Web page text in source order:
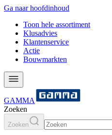
Ga naar hoofdinhoud
Toon hele assortiment
Klusadvies
Klantenservice
Actie
Bouwmarkten
GAMMA
Zoeken
Zoeken